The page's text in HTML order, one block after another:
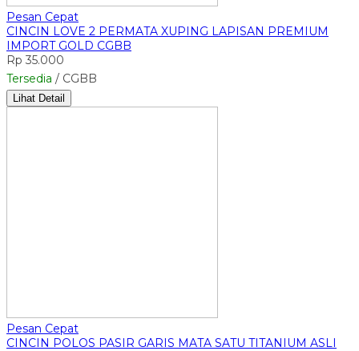
Pesan Cepat
CINCIN LOVE 2 PERMATA XUPING LAPISAN PREMIUM
IMPORT GOLD CGBB
Rp 35.000
Tersedia / CGBB
Lihat Detail
Pesan Cepat
CINCIN POLOS PASIR GARIS MATA SATU TITANIUM ASLI